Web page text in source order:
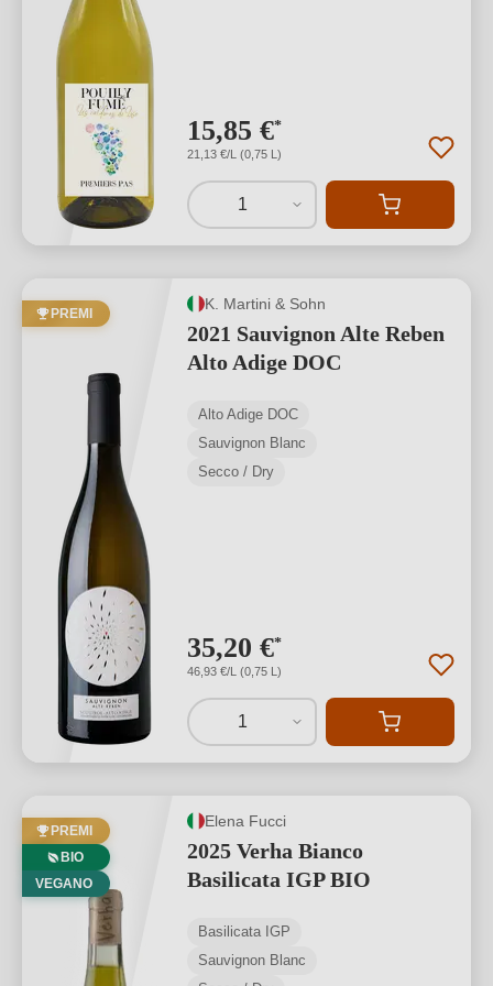
15,85 €*
21,13 €/L (0,75 L)
1
PREMI
K. Martini & Sohn
2021 Sauvignon Alte Reben
Alto Adige DOC
Alto Adige DOC
Sauvignon Blanc
Secco / Dry
35,20 €*
46,93 €/L (0,75 L)
1
PREMI
BIO
VEGANO
Elena Fucci
2025 Verha Bianco
Basilicata IGP BIO
Basilicata IGP
Sauvignon Blanc